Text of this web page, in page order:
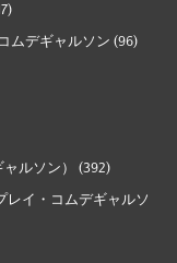
ムデギャルソン (96)
ルソン） (392)
レイ・コムデギャルソ